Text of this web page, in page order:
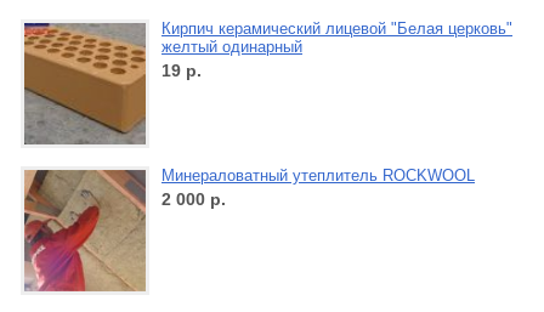
Кирпич керамический лицевой "Белая церковь"
желтый одинарный
19 р.
Минераловатный утеплитель ROCKWOOL
2 000 р.